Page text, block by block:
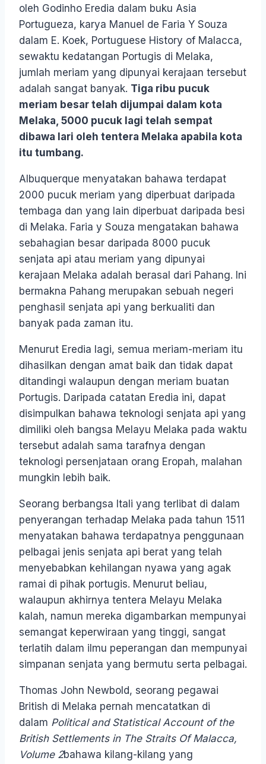
oleh Godinho Eredia dalam buku Asia
Portugueza, karya Manuel de Faria Y Souza
dalam E. Koek, Portuguese History of Malacca,
sewaktu kedatangan Portugis di Melaka,
jumlah meriam yang dipunyai kerajaan tersebut
adalah sangat banyak. Tiga ribu pucuk
meriam besar telah dijumpai dalam kota
Melaka, 5000 pucuk lagi telah sempat
dibawa lari oleh tentera Melaka apabila kota
itu tumbang.
Albuquerque menyatakan bahawa terdapat
2000 pucuk meriam yang diperbuat daripada
tembaga dan yang lain diperbuat daripada besi
di Melaka. Faria y Souza mengatakan bahawa
sebahagian besar daripada 8000 pucuk
senjata api atau meriam yang dipunyai
kerajaan Melaka adalah berasal dari Pahang. Ini
bermakna Pahang merupakan sebuah negeri
penghasil senjata api yang berkualiti dan
banyak pada zaman itu.
Menurut Eredia lagi, semua meriam-meriam itu
dihasilkan dengan amat baik dan tidak dapat
ditandingi walaupun dengan meriam buatan
Portugis. Daripada catatan Eredia ini, dapat
disimpulkan bahawa teknologi senjata api yang
dimiliki oleh bangsa Melayu Melaka pada waktu
tersebut adalah sama tarafnya dengan
teknologi persenjataan orang Eropah, malahan
mungkin lebih baik.
Seorang berbangsa Itali yang terlibat di dalam
penyerangan terhadap Melaka pada tahun 1511
menyatakan bahawa terdapatnya penggunaan
pelbagai jenis senjata api berat yang telah
menyebabkan kehilangan nyawa yang agak
ramai di pihak portugis. Menurut beliau,
walaupun akhirnya tentera Melayu Melaka
kalah, namun mereka digambarkan mempunyai
semangat keperwiraan yang tinggi, sangat
terlatih dalam ilmu peperangan dan mempunyai
simpanan senjata yang bermutu serta pelbagai.
Thomas John Newbold, seorang pegawai
British di Melaka pernah mencatatkan di
dalam Political and Statistical Account of the
British Settlements in The Straits Of Malacca,
Volume 2bahawa kilang-kilang yang